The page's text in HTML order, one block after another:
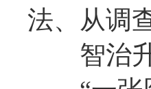
法、从调
智治升